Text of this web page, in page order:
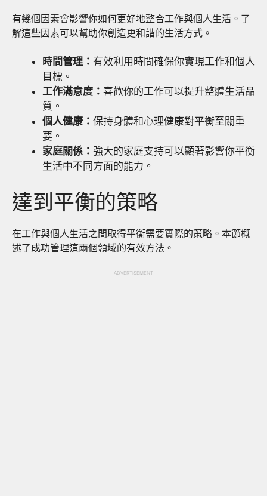
有幾個因素會影響你如何更好地整合工作與個人生活。了
解這些因素可以幫助你創造更和諧的生活方式。
時間管理： 有效利用時間確保你實現工作和個人
目標。
工作滿意度： 喜歡你的工作可以提升整體生活品
質。
個人健康： 保持身體和心理健康對平衡至關重
要。
家庭關係： 強大的家庭支持可以顯著影響你平衡
生活中不同方面的能力。
達到平衡的策略
在工作與個人生活之間取得平衡需要實際的策略。本節概
述了成功管理這兩個領域的有效方法。
ADVERTISEMENT